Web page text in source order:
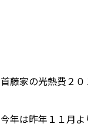
首藤家の光熱費２０
今年は昨年１１月よ